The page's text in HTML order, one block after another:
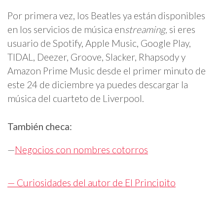
Por primera vez, los Beatles ya están disponibles
en los servicios de música enstreaming, si eres
usuario de Spotify, Apple Music, Google Play,
TIDAL, Deezer, Groove, Slacker, Rhapsody y
Amazon Prime Music desde el primer minuto de
este 24 de diciembre ya puedes descargar la
música del cuarteto de Liverpool.
También checa:
—Negocios con nombres cotorros
— Curiosidades del autor de El Principito